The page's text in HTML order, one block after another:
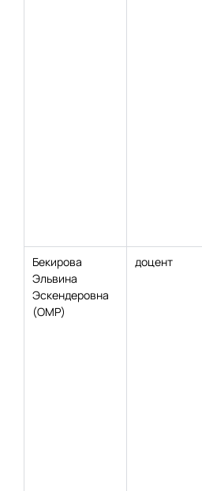
Бекирова
Эльвина
Эскендеровна
(ОМР)
доцент